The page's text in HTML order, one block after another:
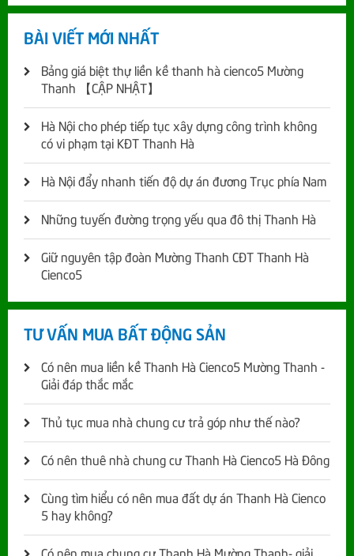
BÀI VIẾT MỚI NHẤT
Bảng giá biệt thự liền kề thanh hà cienco5 Mường
Thanh 【CẬP NHẬT】
Hà Nội cho phép tiếp tục xây dựng công trình không
có vi phạm tại KĐT Thanh Hà
Hà Nội đẩy nhanh tiến độ dự án đương Trục phía Nam
Những tuyến đường trọng yếu qua đô thị Thanh Hà
Giữ nguyên tập đoàn Mường Thanh CĐT Thanh Hà
Cienco5
TƯ VẤN MUA BẤT ĐỘNG SẢN
Có nên mua liền kề Thanh Hà Cienco5 Mường Thanh -
Giải đáp thắc mắc
Thủ tục mua nhà chung cư trả góp như thế nào?
Có nên thuê nhà chung cư Thanh Hà Cienco5 Hà Đông
Cùng tìm hiểu có nên mua đất dự án Thanh Hà Cienco
5 hay không?
Có nên mua chung cư Thanh Hà Mường Thanh- giải